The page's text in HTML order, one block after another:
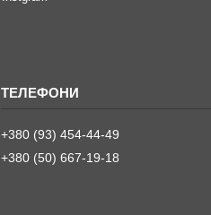
+380 (93) 454-44-49
+380 (50) 667-19-18